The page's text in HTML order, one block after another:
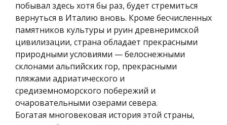
побывал здесь хотя бы раз, будет стремиться
вернуться в Италию вновь. Кроме бесчисленных
памятников культуры и руин древнеримской
цивилизации, страна обладает прекрасными
природными условиями — белоснежными
склонами альпийских гор, прекрасными
пляжами адриатического и
средиземноморского побережий и
очаровательными озерами севера.
Богатая многовековая история этой страны,